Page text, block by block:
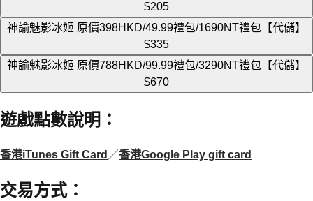
$205
神諭魅影冰姬 原價398HKD/49.99禮包/1690NT禮包【代儲】
$335
神諭魅影冰姬 原價788HKD/99.99禮包/3290NT禮包【代儲】
$670
遊戲點數說明 ：
香港iTunes Gift Card ／香港Google Play gift card
交易方式：